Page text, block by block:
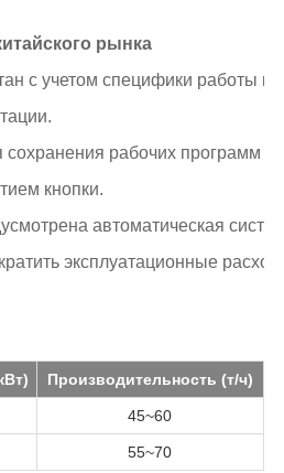
рынка
с учетом специфики работы
рабочих программ
кнопки.
автоматическая
эксплуатационные
Производительность (т/ч)
45~60
55~70